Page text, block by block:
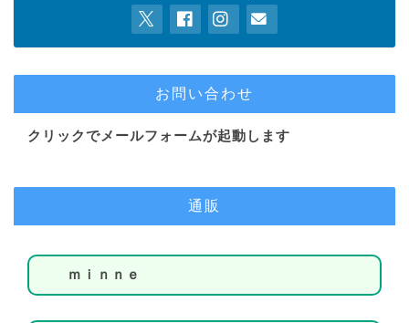
お問い合わせ
クリックでメールフォームが起動します
通販
ｍｉｎｎｅ